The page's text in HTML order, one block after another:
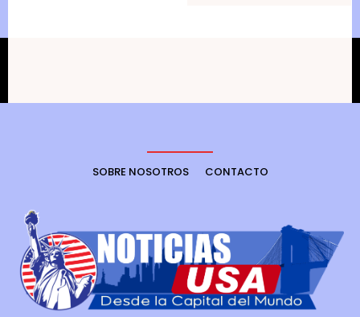
SOBRE NOSOTROS CONTACTO